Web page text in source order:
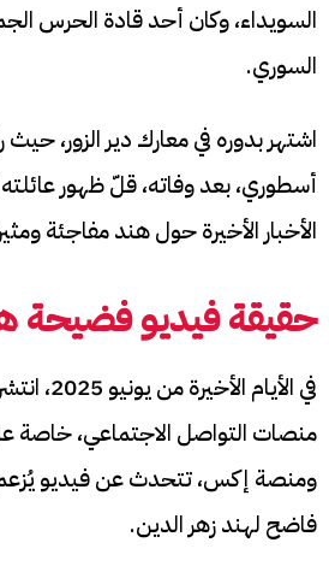
السويداء، وكان أحد قادة الحرس
السوري.
اشتهر بدوره في معارك دير الزور،
أسطوري، بعد وفاته، قلّ ظهور
الأخبار الأخيرة حول هند مفاجئة
حقيقة فيديو فضيحة
في الأيام
منصات التواصل الاجتماعي، خاصة
ومنصة إكس، تتحدث عن فيديو
فاضح لهند زهر الدين.